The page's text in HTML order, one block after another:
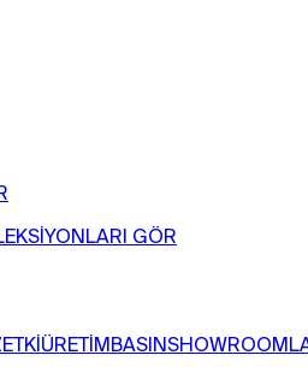
GÖR
ETKİÜRETİMBASIN